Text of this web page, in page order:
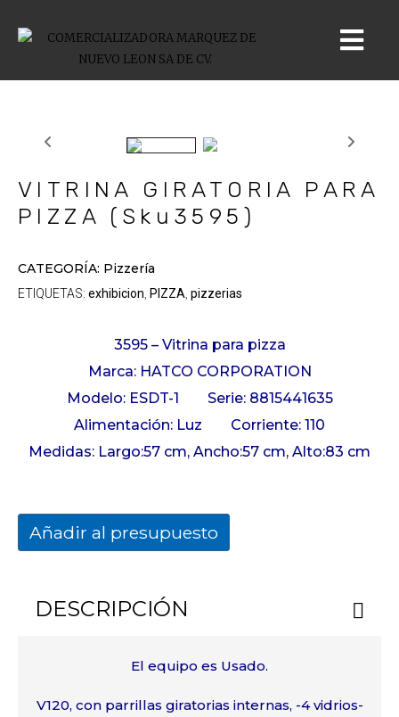
VITRINA GIRATORIA PARA
PIZZA (Sku3595)
CATEGORÍA: Pizzería
ETIQUETAS: exhibicion PIZZA pizzerias
3595 – Vitrina para pizza
Marca: HATCO CORPORATION
Modelo: ESDT-1 Serie: 8815441635
Alimentación: Luz Corriente: 110
Medidas: Largo:57 cm, Ancho:57 cm, Alto:83 cm
Añadir al presupuesto
DESCRIPCIÓN
El equipo es Usado.
V120, con parrillas giratorias internas, -4 vidrios-